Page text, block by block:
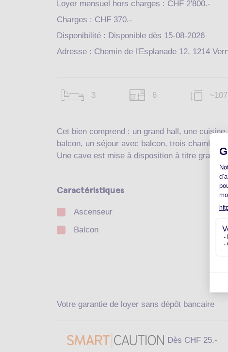
Loyer mensuel hors charges : CHF 2'800.-
Charges : CHF 370.-
Disponibilité : Disponible dès 15-08-2026
Adresse : Chemin de l'Esplanade 12, 1214
3 6
Cet bien comprend : un grand hall, une
balcon, un séjour avec balcon, trois chambres,
Une cave est mise à disposition à titre gratuit
Caractéristiques
Ascenseur
Balcon
Votre garantie de loyer sans dépôt bancaire
Dès CHF 25.-